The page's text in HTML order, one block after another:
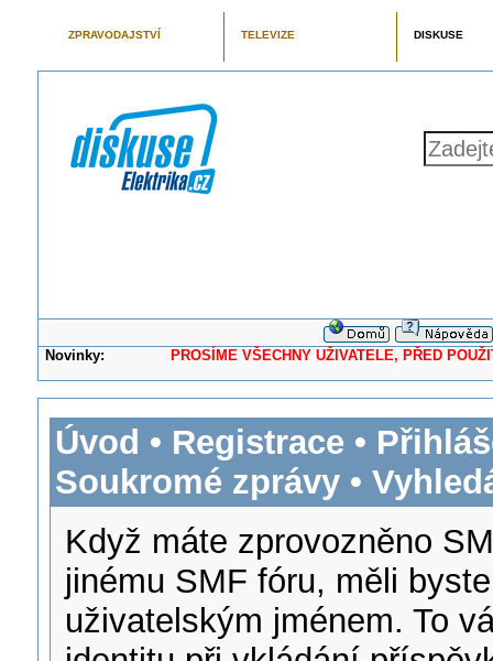
ZPRAVODAJSTVÍ TELEVIZE DISKUSE
Novinky: PROSÍME VŠECHNY UŽIVATELE, PŘED
Úvod • Registrace •
Soukromé zprávy•
Když máte zprovozněno
jinému SMF fóru, měli
uživatelským jménem. To